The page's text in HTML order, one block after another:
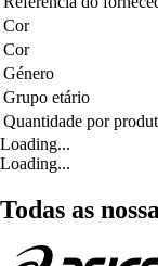
Cor
Cor
Género
Grupo etário
Quantidade por
Loading...
Loading...
Todas as